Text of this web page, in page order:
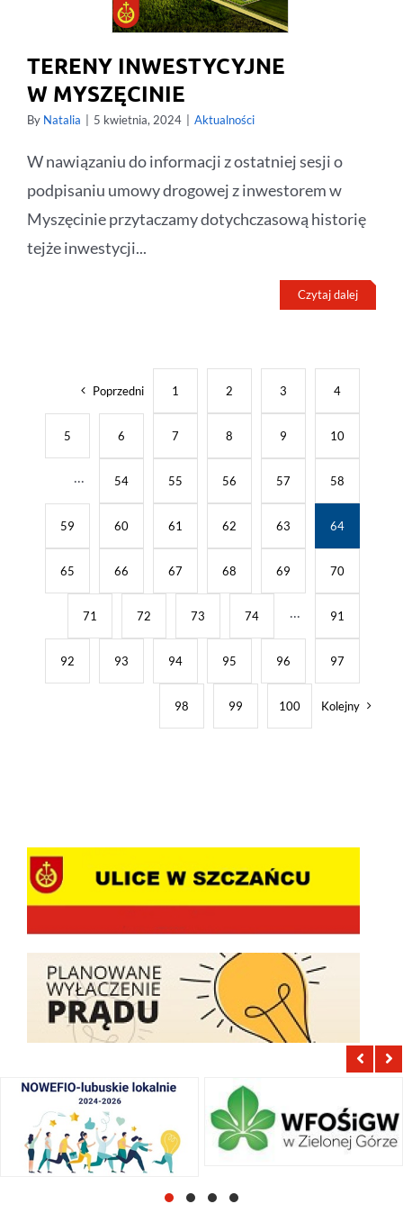
TERENY INWESTYCYJNE
W MYSZĘCINIE
By Natalia 5 kwietnia, 2024 Aktualności
W nawiązaniu do informacji z ostatniej sesji o
podpisaniu umowy drogowej z inwestorem w
Myszęcinie przytaczamy dotychczasową historię
tejże inwestycji...
Czytaj dalej
Poprzedni 1 2 3 4
5 6 7 8 9 10
··· 54 55 56 57 58
59 60 61 62 63 64
65 66 67 68 69 70
71 72 73 74 ··· 91
92 93 94 95 96 97
98 99 100 Kolejny